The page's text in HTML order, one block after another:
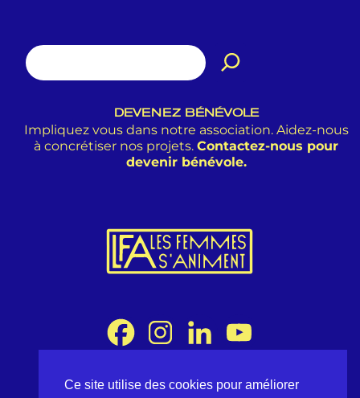
DEVENEZ BÉNÉVOLE
Impliquez vous dans notre association. Aidez-nous
à concrétiser nos projets. Contactez-nous pour
devenir bénévole.
Association Les Femmes s'Animent
Ce site utilise des cookies pour améliorer